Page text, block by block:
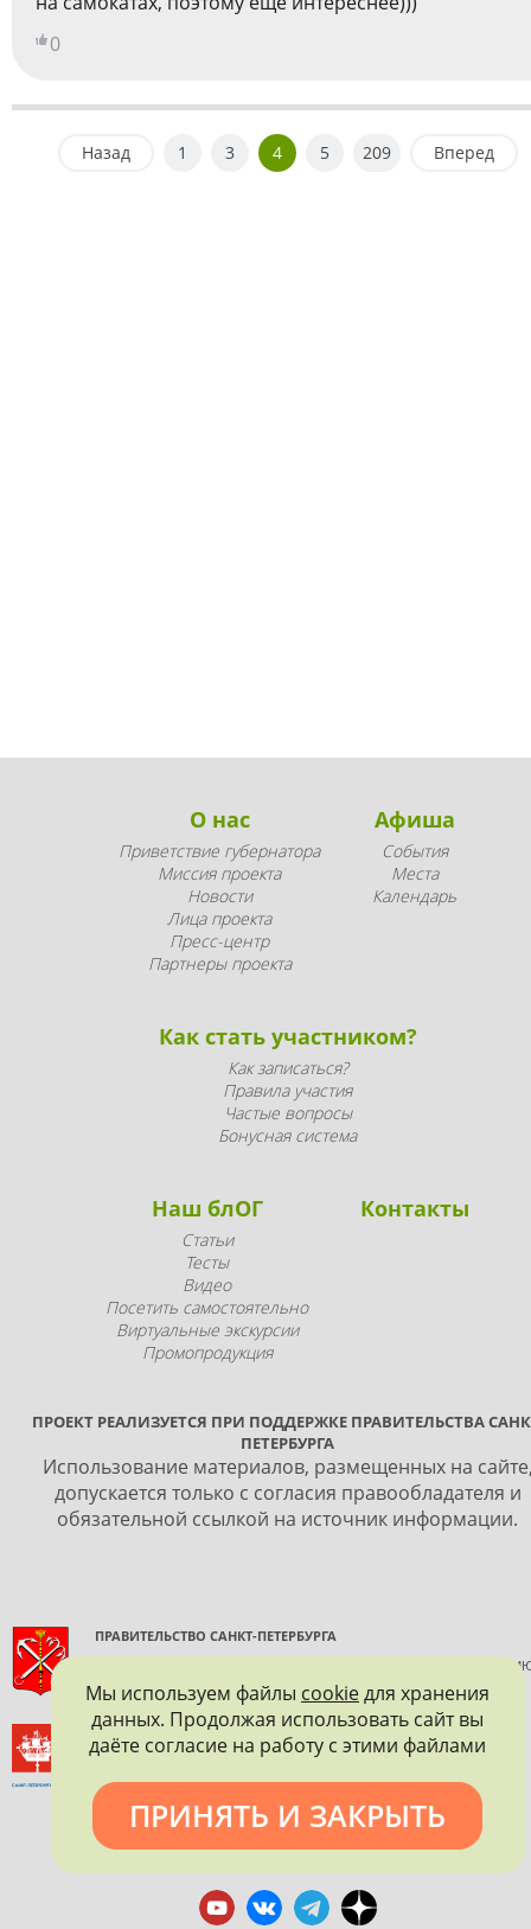
0
Назад 1 3 4 5 209 Вперед
О нас
Приветствие губернатора
Миссия проекта
Новости
Лица проекта
Пресс-центр
Партнеры проекта
Афиша
События
Места
Календарь
Как стать участником?
Как записаться?
Правила участия
Частые вопросы
Бонусная система
Наш блОГ
Статьи
Тесты
Видео
Посетить самостоятельно
Виртуальные экскурсии
Промопродукция
Контакты
ПРОЕКТ РЕАЛИЗУЕТСЯ ПРИ ПОДДЕРЖКЕ ПРАВИТЕЛЬСТВА
ПЕТЕРБУРГА
Использование материалов, размещенных на
допускается только с согласия правообладателя и
обязательной ссылкой на источник информации.
ПРАВИТЕЛЬСТВО САНКТ-ПЕТЕРБУРГА
КОМИТЕТ ПО ГОСУДАРСТВЕННОМУ КОНТРОЛЮ,
И ОХРАНЕ ПАМЯТНИКОВ ИСТОРИИ И КУЛЬТУРЫ
ВСЕРОССИЙСКОЕ ОБЩЕСТВО ОХРАНЫ ПАМЯТНИКОВ
ИСТОРИИ И КУЛЬТУРЫ
САНКТ-ПЕТЕРБУРГСКОЕ ГОРОДСКОЕ ОТДЕЛЕНИЕ
Мы используем файлы cookieдля хранения
данных. Продолжая использовать сайт вы
даёте согласие на работу с этими файлами
ПРИНЯТЬ И ЗАКРЫТЬ